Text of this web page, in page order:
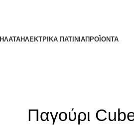
ΗΛΕΚΤΡΙΚΆ ΠΑΤΊΝΙΑΠΡΟΪΌΝΤΑ
Παγούρι